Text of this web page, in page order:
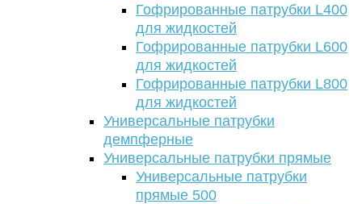
Гофрированные патрубки L400
для жидкостей
Гофрированные патрубки L600
для жидкостей
Гофрированные патрубки L800
для жидкостей
Универсальные патрубки
демпферные
Универсальные патрубки прямые
Универсальные патрубки
прямые 500